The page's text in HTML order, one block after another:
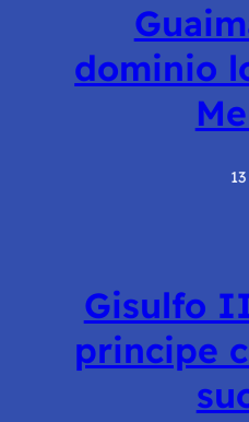
dominio
Gisulfo
principe